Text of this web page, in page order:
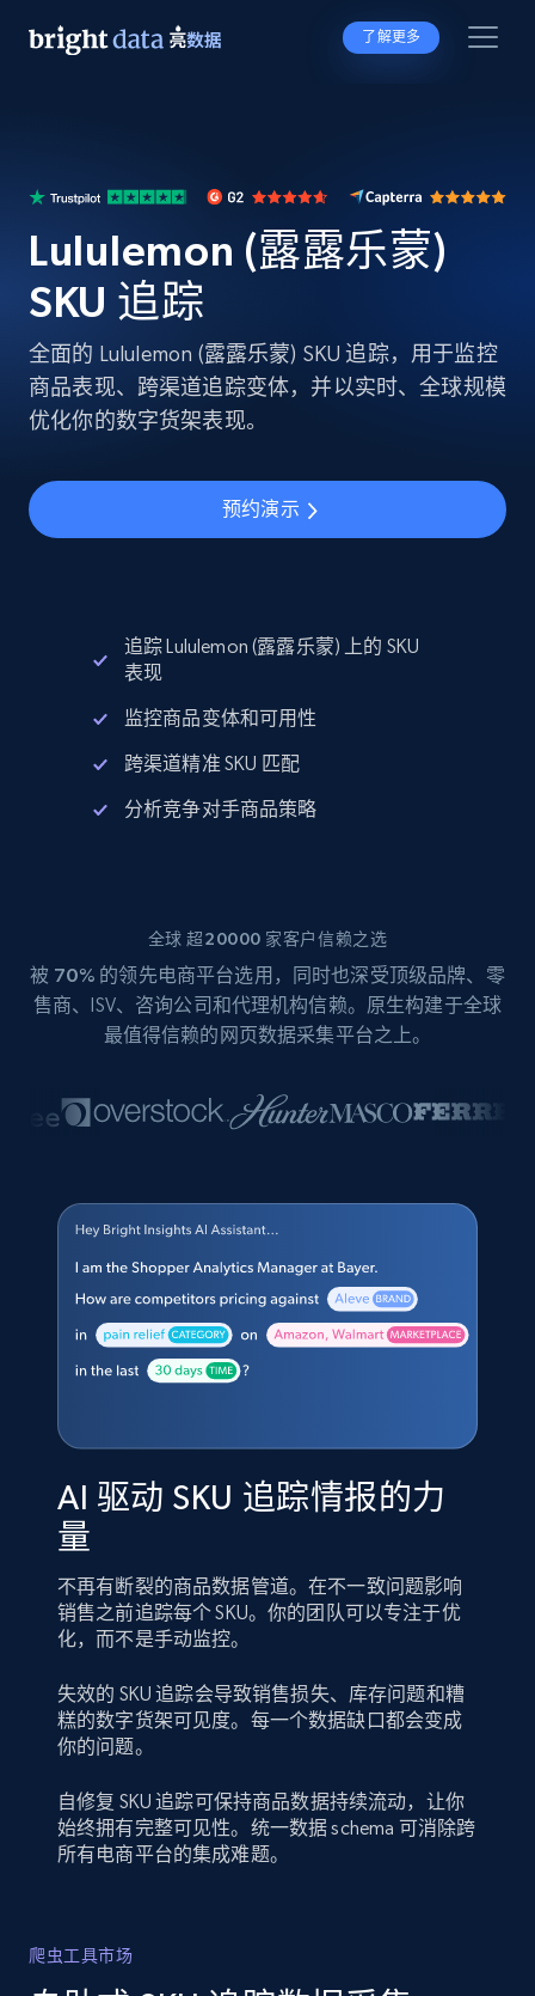
了解更多
Lululemon (露露乐蒙)
SKU 追踪
全面的 Lululemon (露露乐蒙) SKU 追踪，用于监控
商品表现、跨渠道追踪变体，并以实时、全球规模
优化你的数字货架表现。
预约演示
追踪 Lululemon (露露乐蒙) 上的 SKU
表现
监控商品变体和可用性
跨渠道精准 SKU 匹配
分析竞争对手商品策略
全球 超20000 家客户信赖之选
被 70% 的领先电商平台选用，同时也深受顶级品牌、零
售商、ISV、咨询公司和代理机构信赖。原生构建于全球
最值得信赖的网页数据采集平台之上。
AI 驱动 SKU 追踪情报的力
量
不再有断裂的商品数据管道。在不一致问题影响
销售之前追踪每个 SKU。你的团队可以专注于优
化，而不是手动监控。
失效的 SKU 追踪会导致销售损失、库存问题和糟
糕的数字货架可见度。每一个数据缺口都会变成
你的问题。
自修复 SKU 追踪可保持商品数据持续流动，让你
始终拥有完整可见性。统一数据 schema 可消除跨
所有电商平台的集成难题。
爬虫工具市场